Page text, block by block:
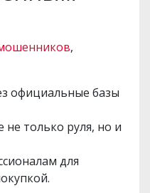
,
официальные базы
не только руля, но и
для